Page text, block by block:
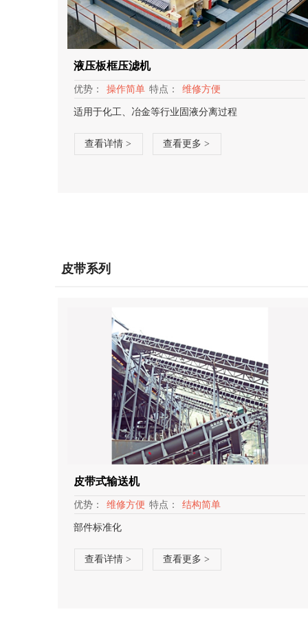
液压板框压滤机
优势： 操作简单 特点： 维修方便
适用于化工、冶金等行业固液分离过程
查看详情 > 查看更多 >
皮带系列
皮带式输送机
优势： 维修方便 特点： 结构简单
部件标准化
查看详情 > 查看更多 >